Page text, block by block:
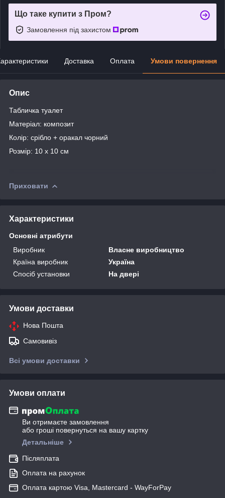
Що таке купити з Пром?
Замовлення під захистом
Доставка Оплата Умови повернення
Опис
Табличка туалет
Матеріал: композит
Колір: срібло + оракал чорний
Розмір: 10 х 10 см
Приховати
Характеристики
Основні атрибути
Виробник
Власне виробництво
Країна виробник
Україна
Спосіб установки
На двері
Умови доставки
Нова Пошта
Самовивіз
Всі умови доставки
Умови оплати
Ви отримаєте замовлення
або гроші повернуться на вашу картку
Детальніше
Післяплата
Оплата на рахунок
Оплата картою Visa, Mastercard - WayForPay